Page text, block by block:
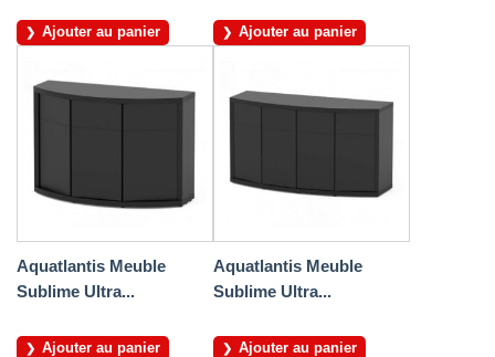
Ajouter au panier Ajouter au panier
Aquatlantis Meuble
Sublime Ultra...
Ajouter au panier
Aquatlantis Meuble
Sublime Ultra...
Ajouter au panier